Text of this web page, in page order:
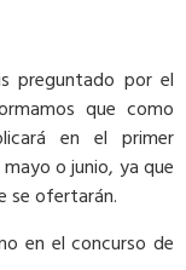
preguntado por el
que como
en el primer
o junio, ya que
se ofertarán.
en el concurso de